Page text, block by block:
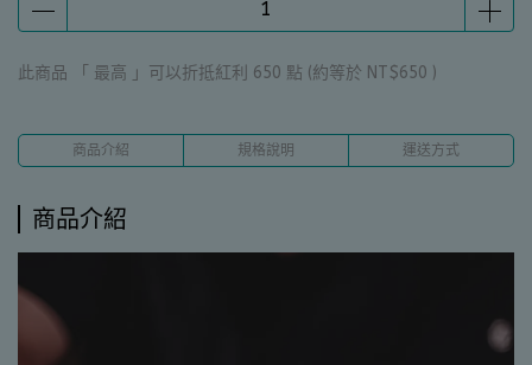
此商品 「 最高 」可以折抵紅利 650 點 (約等於 NT$650 )
商品介紹 規格說明 運送方式
商品介紹